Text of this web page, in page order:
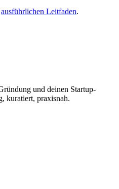
ausführlichen Leitfaden.
und deinen Startup-
kuratiert, praxisnah.